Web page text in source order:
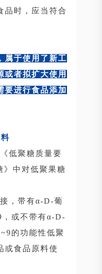
品时，应当符合
属于使用了新工
或者拟扩大使用
要进行食品添加
低聚糖质量要
》中对低聚果糖
，带有α-D-葡
或不带有α-D-
的功能性低聚
或食品原料使